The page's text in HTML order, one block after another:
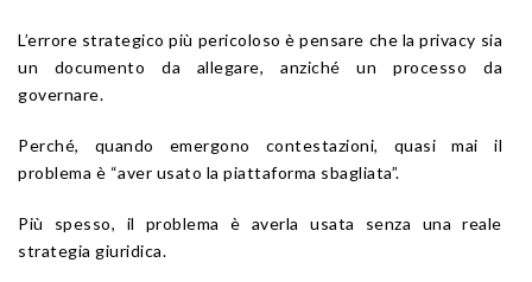
L’errore strategico più pericoloso è pensare che la privacy sia
un documento da allegare, anziché un processo da
governare.
Perché, quando emergono contestazioni, quasi mai il
problema è “aver usato la piattaforma sbagliata”.
Più spesso, il problema è averla usata senza una reale
strategia giuridica.